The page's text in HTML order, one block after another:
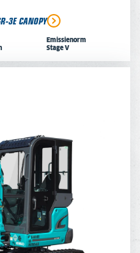
3E CANOPY
Emissienorm
Stage V